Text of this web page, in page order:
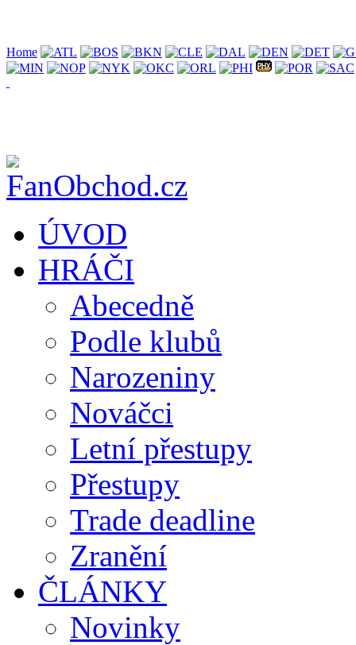
Home
ÚVOD
HRÁČI
Abecedně
Podle klubů
Narozeniny
Nováčci
Letní přestupy
Přestupy
Trade deadline
Zranění
ČLÁNKY
Novinky